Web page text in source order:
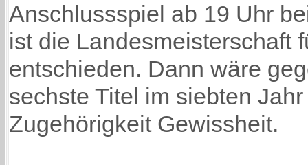
Anschlussspiel ab 19 Uhr
ist die Landesmeisterschaft
entschieden. Dann wäre
sechste Titel im siebten
Zugehörigkeit Gewissheit.